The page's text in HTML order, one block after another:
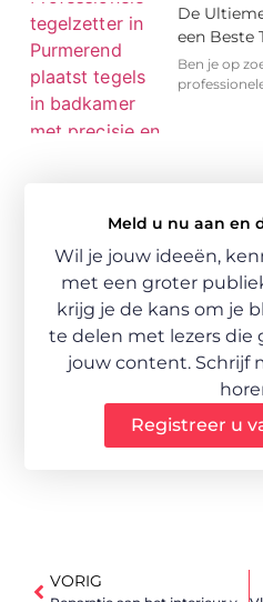
De
een Beste
Ben je op
Meld u nu aan en
Wil je jouw ideeën,
met een groter
krijg je de kans om je
te delen met lezers die
jouw content. Schrijf
Registreer u
VORIG